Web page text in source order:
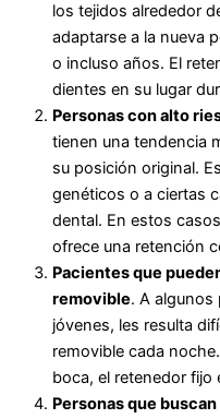
los tejidos alrededor
adaptarse a la nueva
o incluso años. El
dientes en su lugar
Personas con alto
tienen una tendencia
su posición original.
genéticos o a ciertas
dental. En estos
ofrece una retención
Pacientes que
removible. A algunos
jóvenes, les resulta
removible cada
boca, el retenedor fijo
Personas que